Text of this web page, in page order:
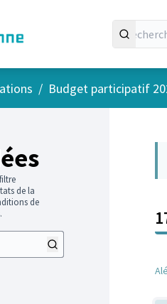
/ Budget participatif
de la
de